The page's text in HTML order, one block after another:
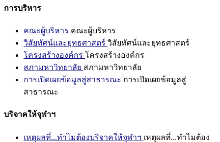
การบริหาร
คณะผู้บริหาร คณะผู้บริหาร
วิสัยทัศน์และยุทธศาสตร์ วิสัยทัศน์และยุทธศาสตร์
โครงสร้างองค์กร โครงสร้างองค์กร
สภามหาวิทยาลัย สภามหาวิทยาลัย
การเปิดเผยข้อมูลสู่สาธารณะ การเปิดเผยข้อมูลสู่
สาธารณะ
บริจาคให้จุฬาฯ
เหตุผลที่...ทำไมต้องบริจาคให้จุฬาฯ เหตุผลที่...ทำไมต้อง